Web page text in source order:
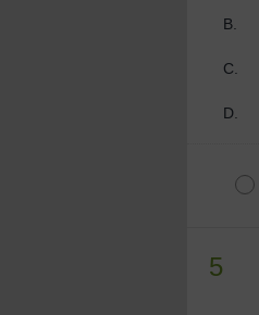
B.
C.
D.
5